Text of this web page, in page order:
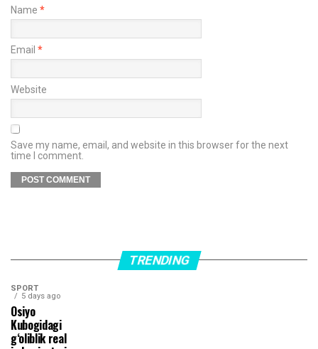
Name *
Email *
Website
Save my name, email, and website in this browser for the next
time I comment.
TRENDING
SPORT
5 days ago
Osiyo
Kubogidagi
g‘oliblik real